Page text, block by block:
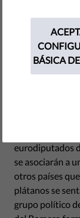
fundamentales.
una coalición
Imaginemos
eurodiputados
se asociarán a
otros países
plátanos se
grupo político
BÁSICA